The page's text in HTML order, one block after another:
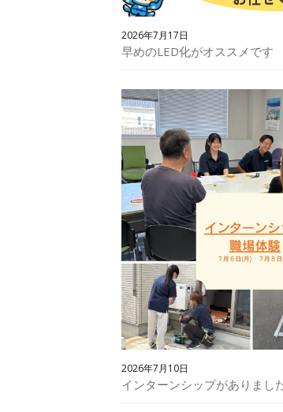
2026年7月17日
早めのLED化がオススメです
2026年7月10日
インターンシップがありまし